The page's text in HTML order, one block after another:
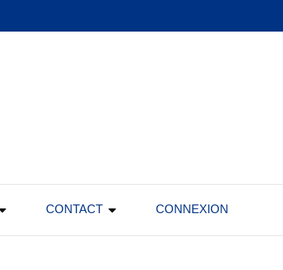
CONTACT CONNEXION